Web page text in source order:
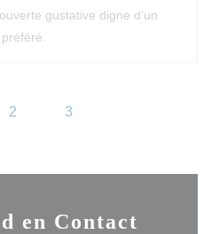
gustative digne d’un
2 3
en Contact